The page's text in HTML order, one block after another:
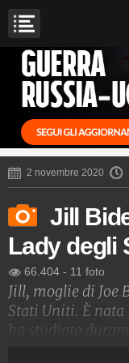
2 novembre 2020
Jill
Lady degli
66.404 - 11 foto
Jill, moglie di Joe
Stati Uniti. È
ha studiato